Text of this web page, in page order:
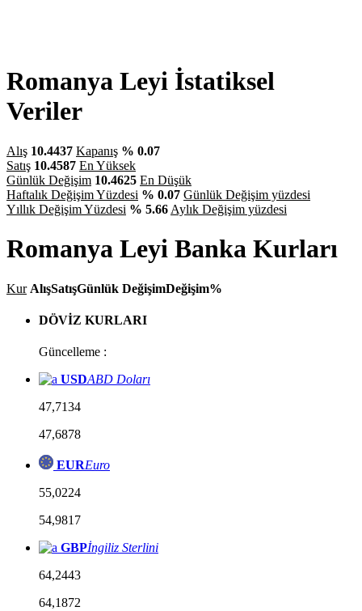
Romanya Leyi İstatiksel
Veriler
Alış 10.4437 Kapanış % 0.07
Satış 10.4587 En Yüksek
Günlük Değişim 10.4625 En Düşük
Haftalık Değişim Yüzdesi % 0.07 Günlük Değişim yüzdesi
Yıllık Değişim Yüzdesi % 5.66 Aylık Değişim yüzdesi
Romanya Leyi Banka Kurları
Kur AlışSatışGünlük DeğişimDeğişim%
DÖVİZ KURLARI
Güncelleme :
USDABD Doları
47,7134
47,6878
EUREuro
55,0224
54,9817
GBPİngiliz Sterlini
64,2443
64,1872